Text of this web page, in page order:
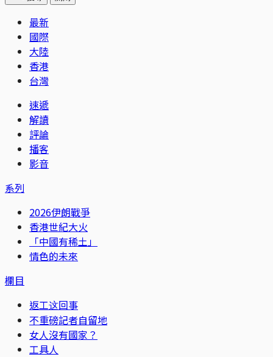
最新
國際
大陸
香港
台灣
速遞
解讀
評論
播客
影音
系列
2026伊朗戰爭
香港世紀大火
「中國有稀土」
情色的未來
欄目
返工这回事
不重磅記者自留地
女人沒有國家？
工具人